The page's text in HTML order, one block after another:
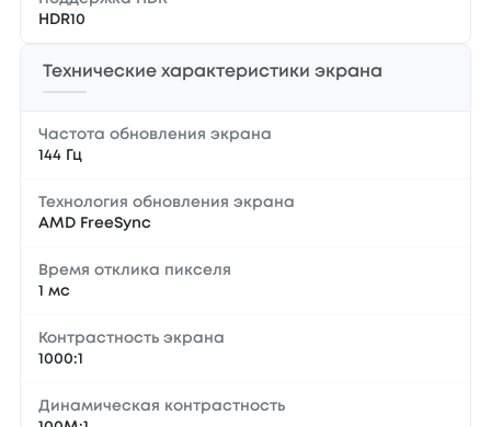
HDR10
Технические характеристики экрана
Частота обновления экрана
144 Гц
Технология обновления экрана
AMD FreeSync
Время отклика пикселя
1 мс
Контрастность экрана
1000:1
Динамическая контрастность